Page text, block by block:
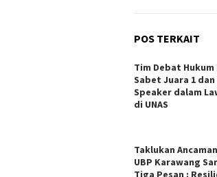
POS TERKAIT
Tim Debat Hukum
Sabet Juara 1
Speaker dalam
di UNAS
Taklukan
UBP Karawang
Tiga Pesan :